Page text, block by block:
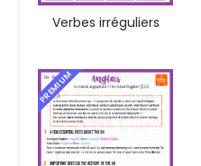
Verbes irréguliers
PREMIUM